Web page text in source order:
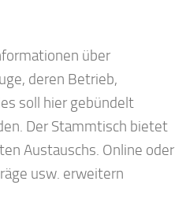
über
deren Betrieb,
soll hier gebündelt
Der Stammtisch bietet
Austauschs. Online oder
usw. erweitern